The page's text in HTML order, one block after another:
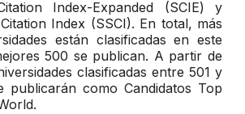
Index-Expanded (SCIE) y
Index (SSCI). En total, más
están clasificadas en este
500 se publican. A partir de
clasificadas entre 501 y
publicarán como Candidatos Top